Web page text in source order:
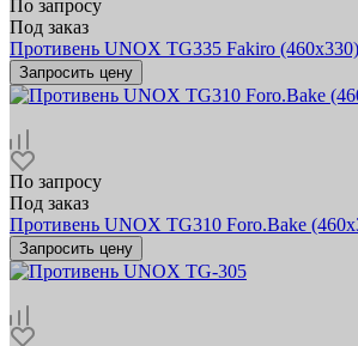
По запросу
Под заказ
Противень UNOX TG335 Fakiro (460х330)
Запросить цену
По запросу
Под заказ
Противень UNOX TG310 Foro.Bake
Запросить цену